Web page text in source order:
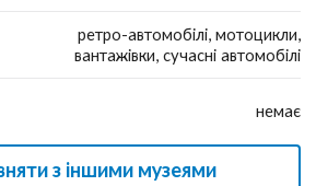
ретро-автомобілі, мотоцикли,
вантажівки, сучасні автомобілі
немає
з іншими музеями